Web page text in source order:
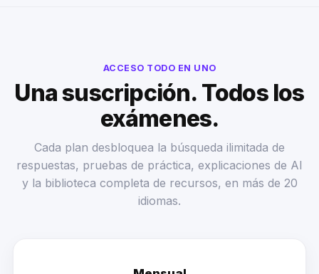
ACCESO TODO EN UNO
Una suscripción. Todos los
exámenes.
Cada plan desbloquea la búsqueda ilimitada de
respuestas, pruebas de práctica, explicaciones de AI
y la biblioteca completa de recursos, en más de 20
idiomas.